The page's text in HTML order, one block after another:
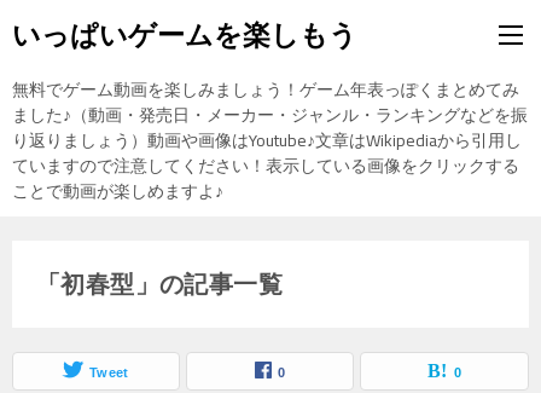
いっぱいゲームを楽しもう
無料でゲーム動画を楽しみましょう！ゲーム年表っぽくまとめてみ
ました♪（動画・発売日・メーカー・ジャンル・ランキングなどを振
り返りましょう）動画や画像はYoutube♪文章はWikipediaから引用し
ていますので注意してください！表示している画像をクリックする
ことで動画が楽しめますよ♪
「初春型」の記事一覧
Tweet 0 0